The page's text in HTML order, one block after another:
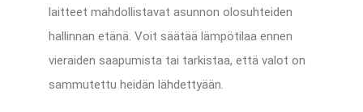
laitteet mahdollistavat asunnon olosuhteiden
hallinnan etänä. Voit säätää lämpötilaa ennen
vieraiden saapumista tai tarkistaa, että valot on
sammutettu heidän lähdettyään.